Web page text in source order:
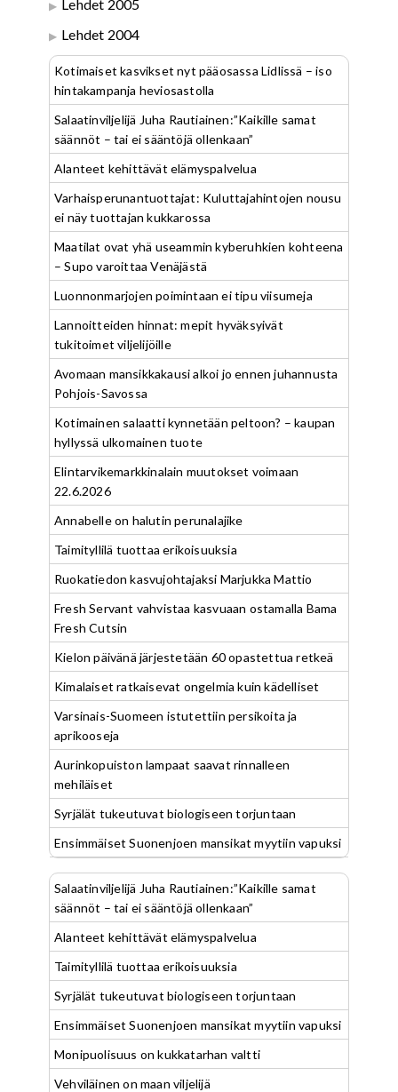
Lehdet 2005
Lehdet 2004
Kotimaiset kasvikset nyt pääosassa Lidlissä – iso
hintakampanja heviosastolla
Salaatinviljelijä Juha Rautiainen:”Kaikille samat
säännöt – tai ei sääntöjä ollenkaan”
Alanteet kehittävät elämyspalvelua
Varhaisperunantuottajat: Kuluttajahintojen nousu
ei näy tuottajan kukkarossa
Maatilat ovat yhä useammin kyberuhkien kohteena
– Supo varoittaa Venäjästä
Luonnonmarjojen poimintaan ei tipu viisumeja
Lannoitteiden hinnat: mepit hyväksyivät
tukitoimet viljelijöille
Avomaan mansikkakausi alkoi jo ennen juhannusta
Pohjois-Savossa
Kotimainen salaatti kynnetään peltoon? – kaupan
hyllyssä ulkomainen tuote
Elintarvikemarkkinalain muutokset voimaan
22.6.2026
Annabelle on halutin perunalajike
Taimityllilä tuottaa erikoisuuksia
Ruokatiedon kasvujohtajaksi Marjukka Mattio
Fresh Servant vahvistaa kasvuaan ostamalla Bama
Fresh Cutsin
Kielon päivänä järjestetään 60 opastettua retkeä
Kimalaiset ratkaisevat ongelmia kuin kädelliset
Varsinais-Suomeen istutettiin persikoita ja
aprikooseja
Aurinkopuiston lampaat saavat rinnalleen
mehiläiset
Syrjälät tukeutuvat biologiseen torjuntaan
Ensimmäiset Suonenjoen mansikat myytiin vapuksi
Salaatinviljelijä Juha Rautiainen:”Kaikille samat
säännöt – tai ei sääntöjä ollenkaan”
Alanteet kehittävät elämyspalvelua
Taimityllilä tuottaa erikoisuuksia
Syrjälät tukeutuvat biologiseen torjuntaan
Ensimmäiset Suonenjoen mansikat myytiin vapuksi
Monipuolisuus on kukkatarhan valtti
Vehviläinen on maan viljelijä